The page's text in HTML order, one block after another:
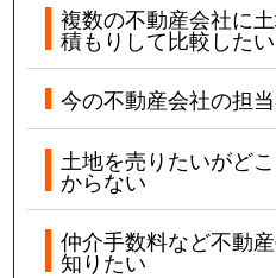
複数の不動産会社に
積もりして比較したい
今の不動産会社の担
土地を売りたいがど
からない
仲介手数料など不動
知りたい